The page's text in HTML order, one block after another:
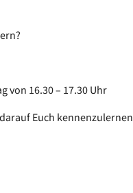
von 16.30 – 17.30 Uhr
Euch kennenzulernen